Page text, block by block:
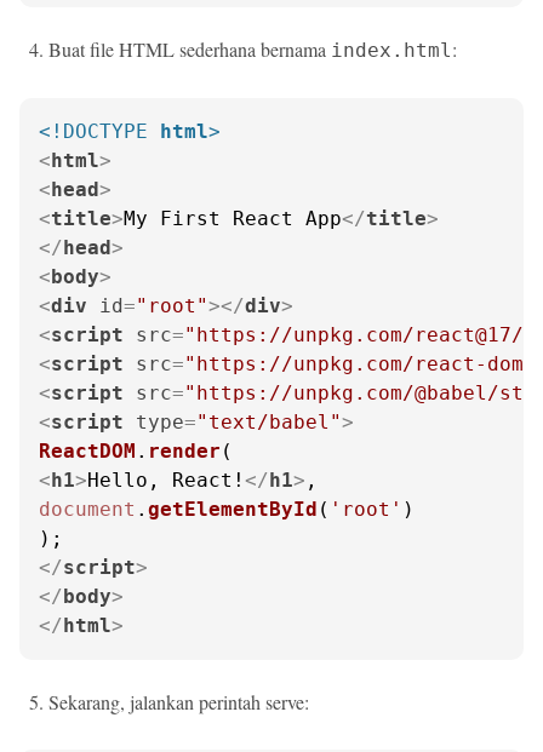
Buat file HTML sederhana bernama index.html:
<!DOCTYPE html>
<html>
<head>
<title>My First React App</title>
</head>
<body>
<div id="root"></div>
<script src="https://unpkg.com/react@17/
<script src="https://unpkg.com/react-
<script src="https://unpkg.com/@babel/
<script type="text/babel">
ReactDOM . render
<h1>Hello, React! </h1>
document . getElementById ( 'root' )
</script>
</body>
</html>
Sekarang, jalankan perintah serve: